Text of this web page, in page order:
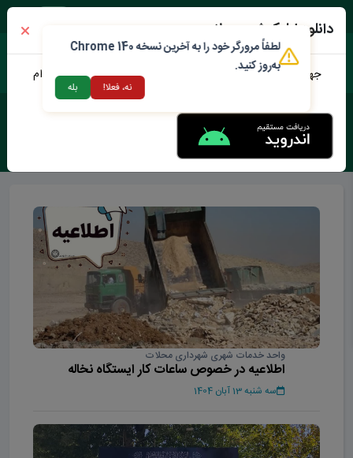
برچسب :
واحد خدمات شهری شهرداری محلات
اطلاعیه در خصوص ساعات کار ایستگاه نخاله
سه شنبه 13 آبان 1404
دانلود اپلیکیشن محلات من
جهت دانلود نرم افزار محلات من می توانید از طریق لینک زیر اقدام
لطفاً مرورگر خود را به آخرین نسخه Chrome 140
به‌روز کنید.
نه، فعلا! بله